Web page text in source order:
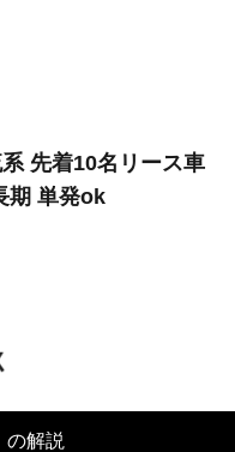
先着10名リース車
期 単発ok
の解説